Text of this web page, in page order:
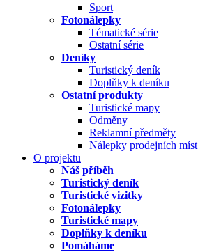
Sport
Fotonálepky
Tématické série
Ostatní série
Deníky
Turistický deník
Doplňky k deníku
Ostatní produkty
Turistické mapy
Odměny
Reklamní předměty
Nálepky prodejních míst
O projektu
Náš příběh
Turistický deník
Turistické vizitky
Fotonálepky
Turistické mapy
Doplňky k deníku
Pomáháme